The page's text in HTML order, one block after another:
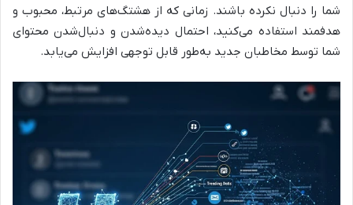
شما را دنبال نکرده باشند. زمانی که از هشتگ‌های مرتبط، محبوب و
هدفمند استفاده می‌کنید، احتمال دیده‌شدن و دنبال‌شدن محتوای
شما توسط مخاطبان جدید به‌طور قابل توجهی افزایش می‌یابد.